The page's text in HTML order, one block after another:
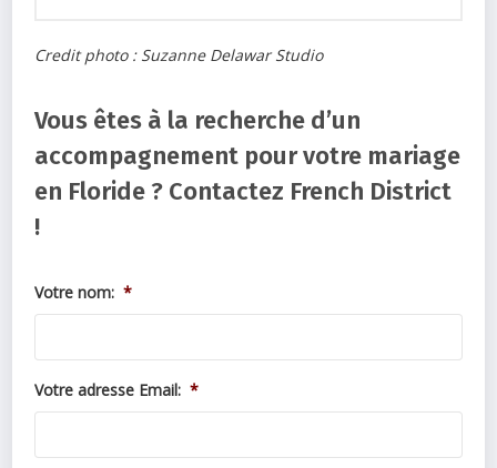
Credit photo : Suzanne Delawar Studio
Vous êtes à la recherche d’un
accompagnement pour votre mariage
en Floride ? Contactez French District
!
Votre nom: *
Votre adresse Email: *